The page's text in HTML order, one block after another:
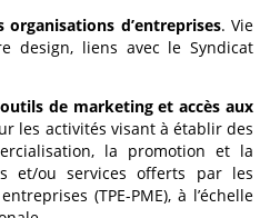
d’entreprises. Vie
design, liens avec le Syndicat
de marketing et accès aux
les activités visant à établir des
la promotion et la
et/ou services offerts par les
(TPE-PME), à l’échelle